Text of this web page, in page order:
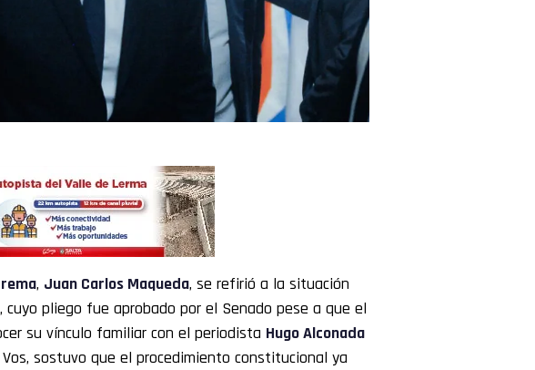
, Juan Carlos Maqueda, se refirió a la situación
, cuyo pliego fue aprobado por el Senado pese a que el
su vínculo familiar con el periodista Hugo Alconada
sostuvo que el procedimiento constitucional ya